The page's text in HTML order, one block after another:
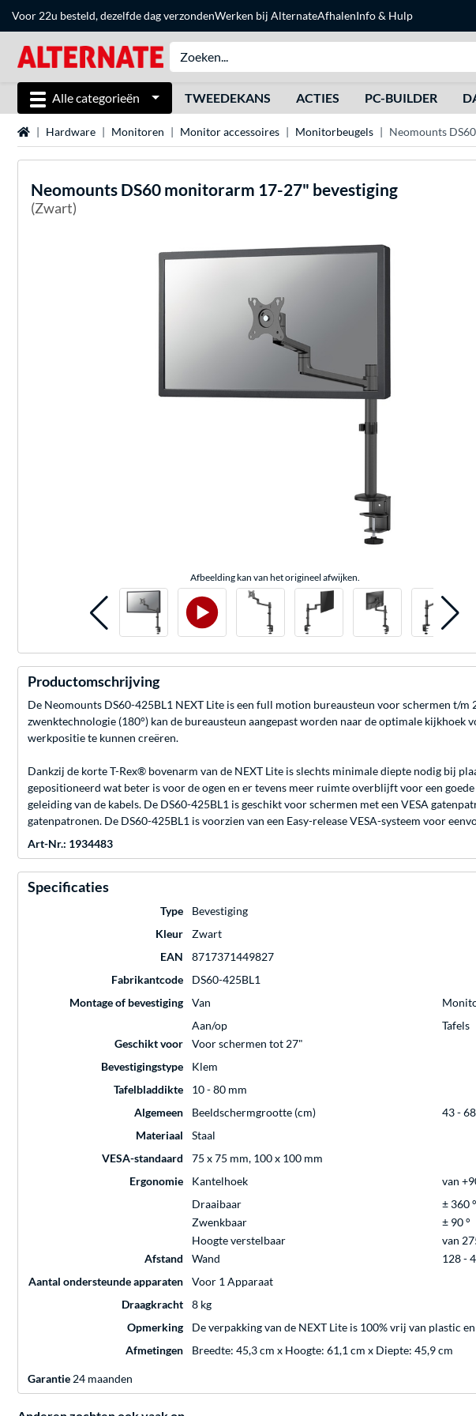
Voor 22u besteld, dezelfde dag verzondenWerken bij AlternateAfhalenInfo & Hulp
Alle categorieën TWEEDEKANS ACTIES PC-BUILDER
Home Hardware Monitoren Monitor accessoires Monitorbeugels Neomounts
Neomounts DS60 monitorarm 17-27" bevestiging
(Zwart)
Afbeelding kan van het origineel afwijken.
Productomschrijving
De Neomounts DS60-425BL1 NEXT Lite is een full motion bureausteun voor schermen t/
zwenktechnologie (180°) kan de bureausteun aangepast worden naar de optimale
werkpositie te kunnen creëren.
Dankzij de korte T-Rex® bovenarm van de NEXT Lite is slechts minimale diepte nodig bij
gepositioneerd wat beter is voor de ogen en er tevens meer ruimte overblijft voor een
geleiding van de kabels. De DS60-425BL1 is geschikt voor schermen met een VESA
gatenpatronen. De DS60-425BL1 is voorzien van een Easy-release VESA-systeem voor
Art-Nr.: 1934483
Specificaties
Type
Bevestiging
Kleur
Zwart
EAN
8717371449827
Fabrikantcode
DS60-425BL1
Montage of bevestiging
Van
Aan/op
Tafels
Geschikt voor
Voor schermen tot 27"
Bevestigingstype
Klem
Tafelbladdikte
10 - 80 mm
Algemeen
Beeldschermgrootte (cm)
43 -
Materiaal
Staal
VESA-standaard
75 x 75 mm, 100 x 100 mm
Ergonomie
Kantelhoek
van
Draaibaar
± 360 °
Zwenkbaar
± 90 °
Hoogte verstelbaar
van
Afstand
Wand
128 -
Aantal ondersteunde apparaten
Voor 1 Apparaat
Draagkracht
8 kg
Opmerking
De verpakking van de NEXT Lite is 100% vrij van plastic
Afmetingen
Breedte: 45,3 cm x Hoogte: 61,1 cm x Diepte: 45,9 cm
Garantie 24 maanden